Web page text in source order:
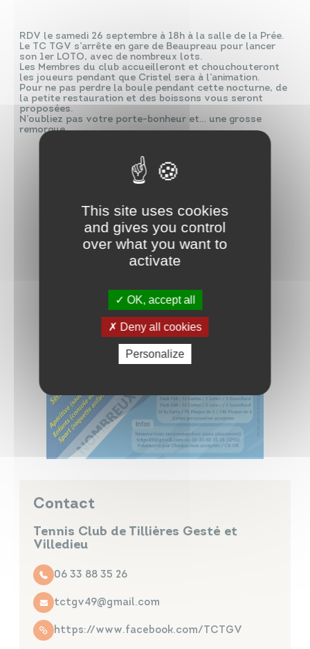
RDV le samedi 26 septembre à 18h à la salle de la Prée.
Le TC TGV s’arrête en gare de Beaupreau pour lancer
son 1er LOTO, avec de nombreux lots.
Les Membres du club accueilleront et chouchouteront
les joueurs pendant que Cristel sera à l’animation.
Pour ne pas perdre la boule pendant cette nocturne, de
la petite restauration et des boissons vous seront
proposées.
N’oubliez pas votre porte-bonheur et… une grosse
remorque.
Contact
Tennis Club de Tillières Gesté et
Villedieu
06 33 88 35 26
tctgv49@gmail.com
https://www.facebook.com/TCTGV
This site uses cookies
and gives you control
over what you want to
activate
OK, accept all
Deny all cookies
Personalize